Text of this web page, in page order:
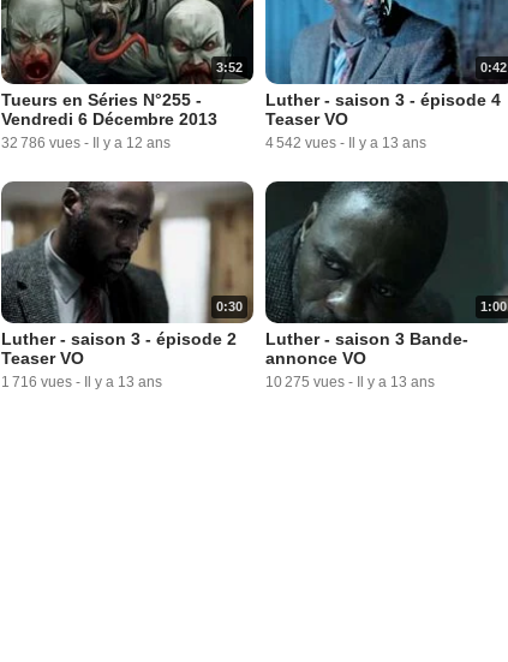
3:52
Tueurs en Séries N°255 -
Vendredi 6 Décembre 2013
32 786 vues - Il y a 12 ans
0:42
Luther - saison 3 - épisode 4
Teaser VO
4 542 vues - Il y a 13 ans
0:30
Luther - saison 3 - épisode 2
Teaser VO
1 716 vues - Il y a 13 ans
1:00
Luther - saison 3 Bande-
annonce VO
10 275 vues - Il y a 13 ans